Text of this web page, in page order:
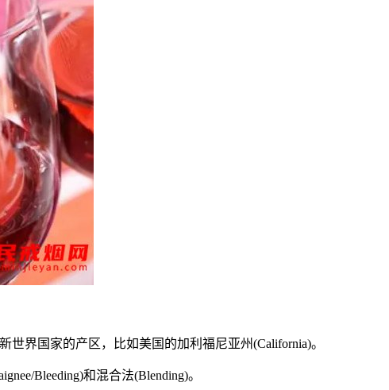
界国家的产区，比如美国的加利福尼亚州(California)。
Bleeding)和混合法(Blending)。